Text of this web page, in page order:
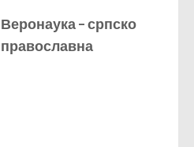
Веронаука – српско
православна